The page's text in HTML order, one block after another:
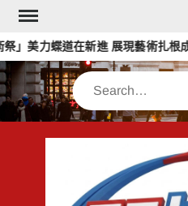
Skip
content
美力蝶道在新進 展現藝術扎根成果
Search